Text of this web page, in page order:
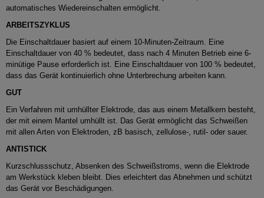
automatisches Wiedereinschalten ermöglicht.
ARBEITSZYKLUS
Die Einschaltdauer basiert auf einem 10-Minuten-Zeitraum. Eine
Einschaltdauer von 40 % bedeutet, dass nach 4 Minuten Betrieb eine 6-
minütige Pause erforderlich ist. Eine Einschaltdauer von 100 % bedeutet,
dass das Gerät kontinuierlich ohne Unterbrechung arbeiten kann.
GUT
Ein Verfahren mit umhüllter Elektrode, das aus einem Metallkern besteht,
der mit einem Mantel umhüllt ist. Das Gerät ermöglicht das Schweißen
mit allen Arten von Elektroden, zB basisch, zellulose-, rutil- oder sauer.
ANTISTICK
Kurzschlussschutz, Absenken des Schweißstroms, wenn die Elektrode
am Werkstück kleben bleibt. Dies erleichtert das Abnehmen und schützt
das Gerät vor Beschädigungen.